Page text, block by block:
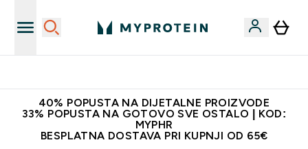
40% POPUSTA NA DIJETALNE PROIZVODE
33% POPUSTA NA GOTOVO SVE OSTALO | KOD:
MYPHR
BESPLATNA DOSTAVA PRI KUPNJI OD 65€